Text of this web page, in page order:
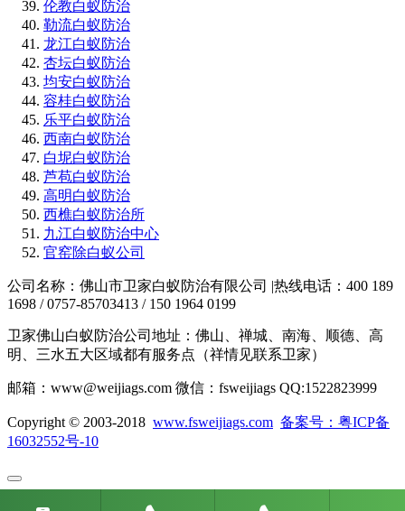
伦教白蚁防治
勒流白蚁防治
龙江白蚁防治
杏坛白蚁防治
均安白蚁防治
容桂白蚁防治
乐平白蚁防治
西南白蚁防治
白坭白蚁防治
芦苞白蚁防治
高明白蚁防治
西樵白蚁防治所
九江白蚁防治中心
官窑除白蚁公司
公司名称：佛山市卫家白蚁防治有限公司 |热线电话：400 189
1698 / 0757-85703413 / 150 1964 0199
卫家佛山白蚁防治公司地址：佛山、禅城、南海、顺德、高
明、三水五大区域都有服务点（祥情见联系卫家）
邮箱：www@weijiags.com 微信：fsweijiags QQ:1522823999
Copyright © 2003-2018 www.fsweijiags.com 备案号：粤ICP备
16032552号-10